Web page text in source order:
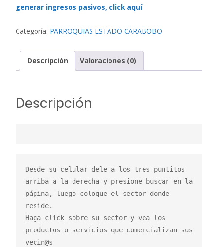
generar ingresos pasivos, click aquí
Categoría: PARROQUIAS ESTADO CARABOBO
Descripción Valoraciones (0)
Descripción
Desde su celular dele a los tres puntitos
arriba a la derecha y presione buscar en la
página, luego coloque el sector donde
reside.
Haga click sobre su sector y vea los
productos o servicios que comercializan sus
vecin@s